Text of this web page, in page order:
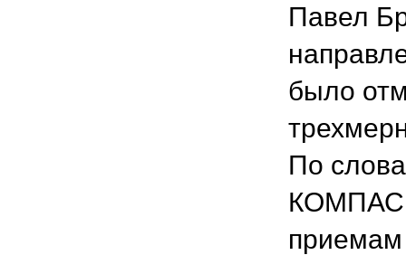
Павел
было
По
КОМПАС